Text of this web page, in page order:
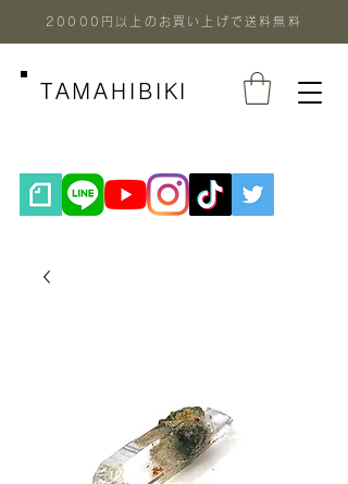
20000円以上のお買い上げで送料無料
TAMAHIBIKI